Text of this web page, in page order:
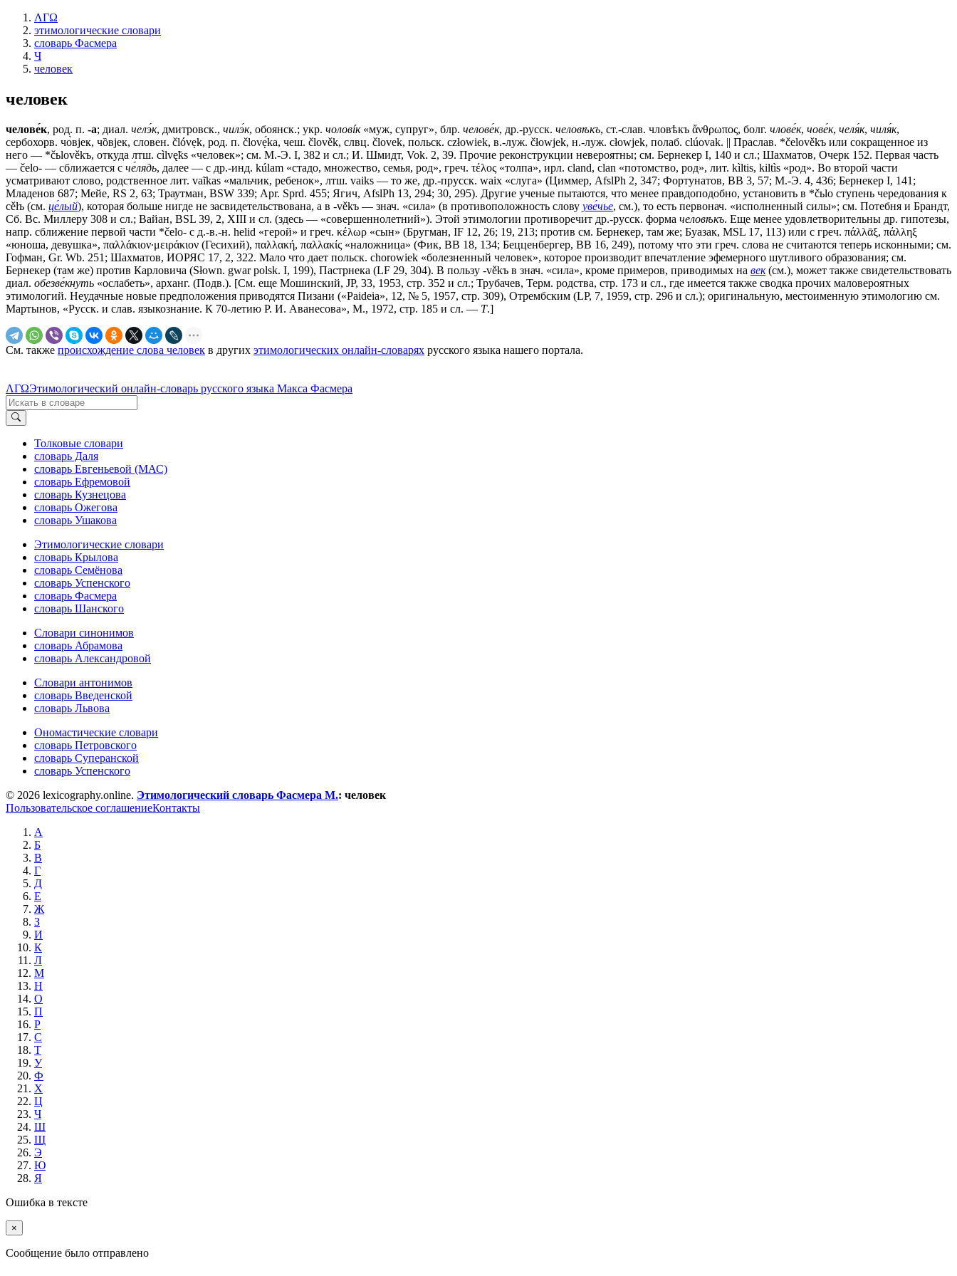
ΛΓΩ
этимологические словари
словарь Фасмера
Ч
человек
человек
челове́к, род. п. -а; диал. челэ́к, дмитровск., чилэ́к, обоянск.; укр. чоловíк«муж, супруг», блр. челове́к, др.-русск. человѣкъ, ст.-слав. чловѣкъ ἄνθρωπος, болг. члове́к, чове́к, челя́к, чиля́к,
сербохорв. чо̀вjек, чȍвjек, словен. člóvẹk, род. п. človẹ́ka, чеш. člověk, слвц. človek, польск. człowiek, в.-луж. čłowjek, н.-луж. сłоwjеk, полаб. clúovak. || Праслав. *čelověkъ или сокращенное из
него — *čьlověkъ, откуда лтш. cìlvę̃ks «человек»; см. М.-Э. I, 382 и сл.; И. Шмидт, Vok. 2, 39. Прочие реконструкции невероятны; см. Бернекер I, 140 и сл.; Шахматов, Очерк 152. Первая часть
— čеlо- — сближается с че́лядь, далее — с др.-инд. kúlam «стадо, множество, семья, род», греч. τέλος «толпа», ирл. cland, сlаn «потомство, род», лит. kìltis, kiltìs «род». Во второй части
усматривают слово, родственное лит. vaĩkas «мальчик, ребенок», лтш. vaiks — то же, др.-прусск. waiх «слуга» (Циммер, AfslPh 2, 347; Фортунатов, ВВ 3, 57; М.-Э. 4, 436; Бернекер I, 141;
Младенов 687; Мейе, RS 2, 63; Траутман, ВSW 339; Арr. Sprd. 455; Ягич, AfslPh 13, 294; 30, 295). Другие ученые пытаются, что менее правдоподобно, установить в *čьlо ступень чередования к
cělъ (см. це́лый), которая больше нигде не засвидетельствована, а в -věkъ — знач. «сила» (в противоположность слову уве́чье, см.), то есть первонач. «исполненный силы»; см. Потебня и Брандт,
Сб. Вс. Миллеру 308 и сл.; Вайан, ВSL 39, 2, XIII и сл. (здесь — «совершеннолетний»). Этой этимологии противоречит др.-русск. форма человѣкъ. Еще менее удовлетворительны др. гипотезы,
напр. сближение первой части *čеlо- с д.-в.-н. helid «герой» и греч. κέλωρ «сын» (Бругман, IF 12, 26; 19, 213; против см. Бернекер, там же; Буазак, МSL 17, 113) или с греч. πάλλᾱξ, πάλληξ
«юноша, девушка», παλλάκιον·μειράκιον (Гесихий), παλλακή, παλλακίς «наложница» (Фик, ВВ 18, 134; Бецценбергер, ВВ 16, 249), потому что эти греч. слова не считаются теперь исконными; см.
Гофман, Gr. Wb. 251; Шахматов, ИОРЯС 17, 2, 322. Мало что дает польск. chorowiek «болезненный человек», которое производит впечатление эфемерного шутливого образования; см.
Бернекер (там же) против Карловича (Słown. gwar polsk. I, 199), Пастрнека (LF 29, 304). В пользу -věkъ в знач. «сила», кроме примеров, приводимых на век(см.), может также свидетельствовать
диал. обезве́кнуть «ослабеть», арханг. (Подв.). [См. еще Мошинский, JР, 33, 1953, стр. 352 и сл.; Трубачев, Терм. родства, стр. 173 и сл., где имеется также сводка прочих маловероятных
этимологий. Неудачные новые предположения приводятся Пизани («Раidеiа», 12, № 5, 1957, стр. 309), Отрембским (LР, 7, 1959, стр. 296 и сл.); оригинальную, местоименную этимологию см.
Мартынов, «Русск. и слав. языкознание. К 70-летию Р. И. Аванесова», М., 1972, стр. 185 и сл. — Т.]
См. также происхождение слова человек в других этимологических онлайн-словарях русского языка нашего портала.
ΛΓΩЭтимологический онлайн-словарь русского языка Макса Фасмера
Толковые словари
словарь Даля
словарь Евгеньевой (МАС)
словарь Ефремовой
словарь Кузнецова
словарь Ожегова
словарь Ушакова
Этимологические словари
словарь Крылова
словарь Семёнова
словарь Успенского
словарь Фасмера
словарь Шанского
Словари синонимов
словарь Абрамова
словарь Александровой
Словари антонимов
словарь Введенской
словарь Львова
Ономастические словари
словарь Петровского
словарь Суперанской
словарь Успенского
© 2026 lexicography.online. Этимологический словарь Фасмера М.: человек
Пользовательское соглашениеКонтакты
А
Б
В
Г
Д
Е
Ж
З
И
К
Л
М
Н
О
П
Р
С
Т
У
Ф
Х
Ц
Ч
Ш
Щ
Э
Ю
Я
Ошибка в тексте
×
Cообщение было отправлено